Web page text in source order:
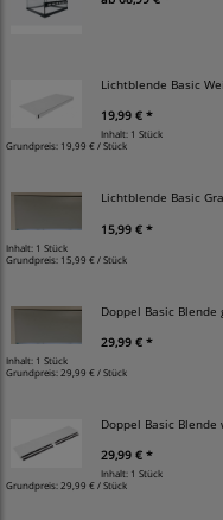
Lichtblende Basic
19,99 € *
Inhalt: 1 Stück
Grundpreis: 19,99 € / Stück
Lichtblende Basic
15,99 € *
Inhalt: 1 Stück
Grundpreis: 15,99 € / Stück
Doppel Basic Blende
29,99 € *
Inhalt: 1 Stück
Grundpreis: 29,99 € / Stück
Doppel Basic Blende
29,99 € *
Inhalt: 1 Stück
Grundpreis:29,99 € / Stück